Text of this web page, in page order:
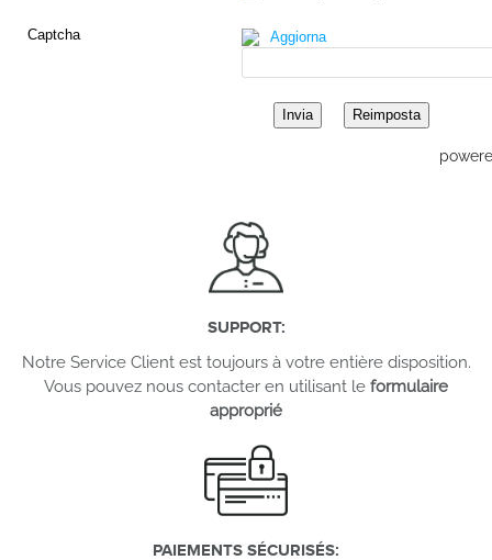
Captcha Aggiorna
SUPPORT:
Notre Service Client est toujours à votre entière disposition.
Vous pouvez nous contacter en utilisant le formulaire
approprié
PAIEMENTS SÉCURISÉS: